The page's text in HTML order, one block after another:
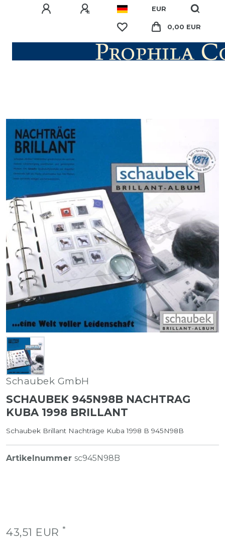
EUR
0,00 EUR
Schaubek GmbH
SCHAUBEK 945N98B NACHTRAG
KUBA 1998 BRILLANT
Schaubek Brillant Nachträge Kuba 1998 B 945N98B
Artikelnummer sc945N98B
43,51 EUR *